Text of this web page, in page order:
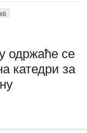
одржаће се
катедри за